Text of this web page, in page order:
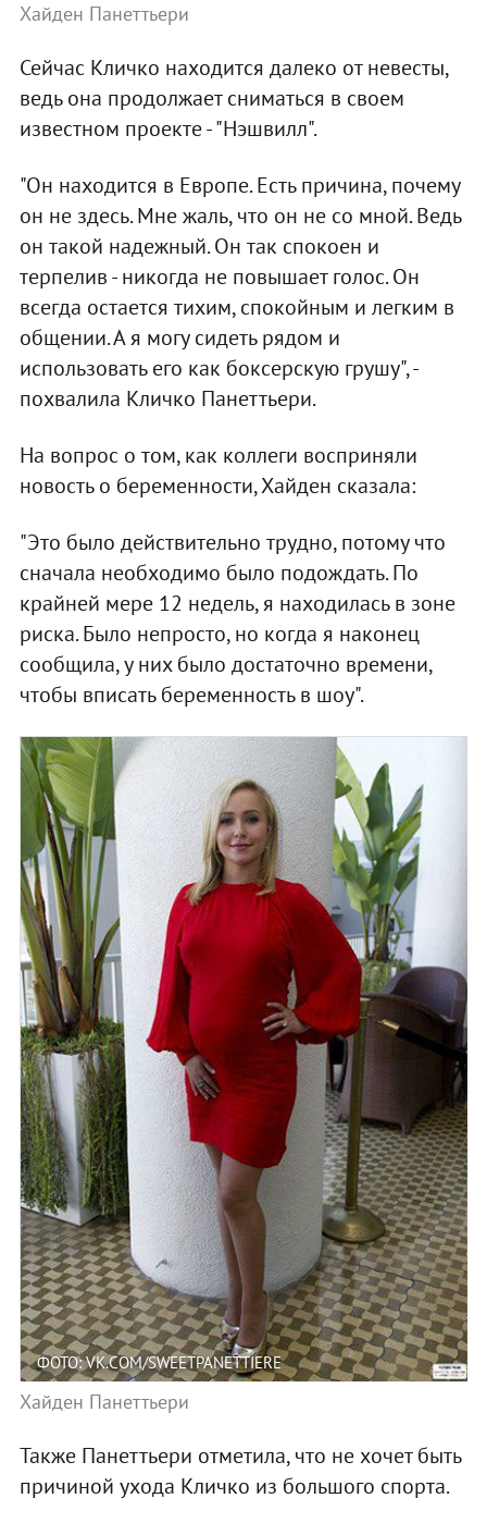
Хайден Панеттьери
Сейчас Кличко находится далеко от невесты,
ведь она продолжает сниматься в своем
известном проекте - "Нэшвилл".
"Он находится в Европе. Есть причина, почему
он не здесь. Мне жаль, что он не со мной. Ведь
он такой надежный. Он так спокоен и
терпелив - никогда не повышает голос. Он
всегда остается тихим, спокойным и легким в
общении. А я могу сидеть рядом и
использовать его как боксерскую грушу", -
похвалила Кличко Панеттьери.
На вопрос о том, как коллеги восприняли
новость о беременности, Хайден сказала:
"Это было действительно трудно, потому что
сначала необходимо было подождать. По
крайней мере 12 недель, я находилась в зоне
риска. Было непросто, но когда я наконец
сообщила, у них было достаточно времени,
чтобы вписать беременность в шоу".
ФОТО: VK.COM/SWEETPANETTIERE
Хайден Панеттьери
Также Панеттьери отметила, что не хочет быть
причиной ухода Кличко из большого спорта.